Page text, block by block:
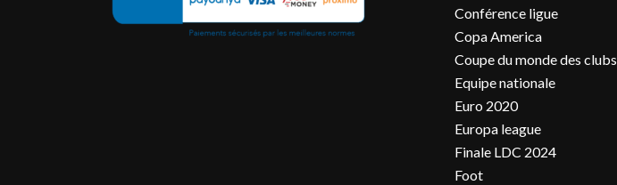
Conférence ligue
Copa America
Coupe du monde des clubs
Equipe nationale
Euro 2020
Europa league
Finale LDC 2024
Foot